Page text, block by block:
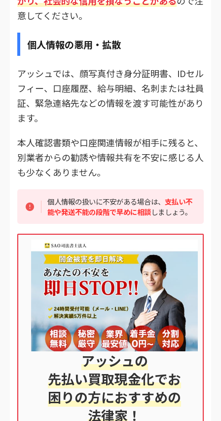
意してください。
個人情報の悪用・拡散
アッシュでは、顔写真付き身分証明書、IDセル
フィー、口座履歴、給与明細、名刺または社員
証、緊急連絡先などの情報を渡す可能性があり
ます。
本人確認書類や口座関連情報が相手に残ると、
別業者からの勧誘や情報共有を不安に感じる人
も少なくありません。
個人情報の扱いに不安がある場合は、 支払い不
能や発送不能の段階で早めに相談しましょう。
アッシュの
先払い買取現金化でお
困りの方におすすめの
法律家 ！